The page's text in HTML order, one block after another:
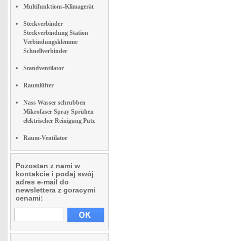
Multifunktions-Klimagerät
Steckverbinder
Steckverbindung Station
Verbindungsklemme
Schnellverbinder
Standventilator
Raumlüfter
Nass Wasser schrubben
Mikrofaser Spray Sprühen
elektrischer Reinigung Putz
Raum-Ventilator
Pozostan z nami w
kontakcie i podaj swój
adres e-mail do
newslettera z goracymi
cenami: